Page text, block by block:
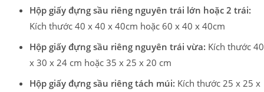
Hộp giấy đựng sầu riêng nguyên trái lớn hoặc 2 trái:
Kích thước 40 x 40 x 40cm hoặc 60 x 40 x 40cm
Hộp giấy đựng sầu riêng nguyên trái vừa: Kích thước 40
x 30 x 24 cm hoặc 35 x 25 x 20 cm
Hộp giấy đựng sầu riêng tách múi: Kích thước 25 x 25 x